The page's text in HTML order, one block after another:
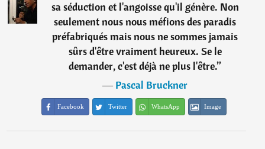
sa séduction et l'angoisse qu'il génère. Non
seulement nous nous méfions des paradis
préfabriqués mais nous ne sommes jamais
sûrs d'être vraiment heureux. Se le
demander, c'est déjà ne plus l'être.”
―Pascal Bruckner
Facebook Twitter WhatsApp Image